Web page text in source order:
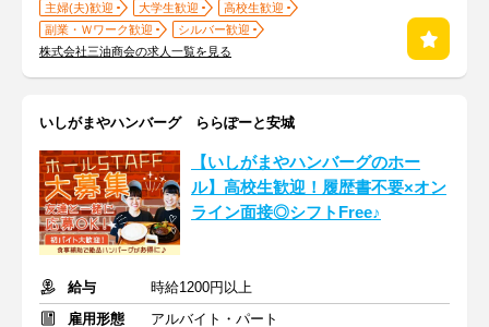
主婦(夫)歓迎 大学生歓迎
高校生歓迎
副業・Ｗワーク歓迎
シルバー歓迎
株式会社三油商会の求人一覧を見る
いしがまやハンバーグ ららぽーと安城
【いしがまやハンバーグのホー
ル】高校生歓迎！履歴書不要×オン
ライン面接◎シフトFree♪
給与
時給1200円以上
雇用形態
アルバイト・パート